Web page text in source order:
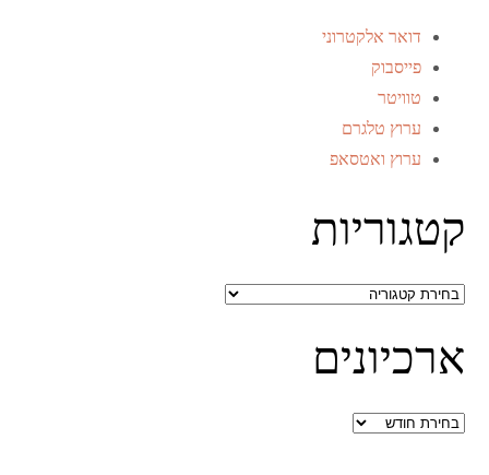
דואר אלקטרוני
פייסבוק
טוויטר
ערוץ טלגרם
ערוץ ואטסאפ
קטגוריות
קטגוריות
ארכיונים
ארכיונים